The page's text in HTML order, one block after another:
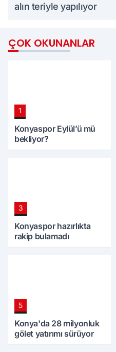
alın teriyle yapılıyor
ÇOK OKUNANLAR
1
Konyaspor Eylül’ü mü
bekliyor?
3
Konyaspor hazırlıkta
rakip bulamadı
5
Konya'da 28 milyonluk
gölet yatırımı sürüyor